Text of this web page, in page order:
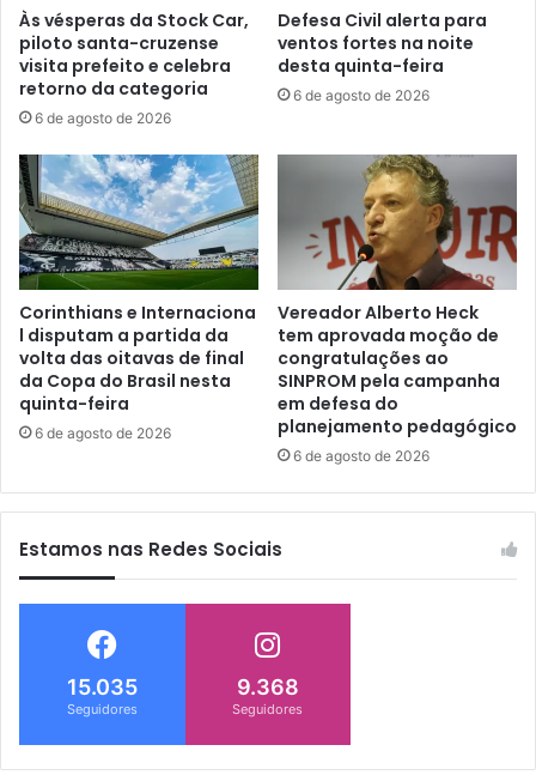
Às vésperas da Stock Car,
piloto santa-cruzense
visita prefeito e celebra
retorno da categoria
6 de agosto de 2026
Defesa Civil alerta para
ventos fortes na noite
desta quinta-feira
6 de agosto de 2026
Corinthians e Internaciona
l disputam a partida da
volta das oitavas de final
da Copa do Brasil nesta
quinta-feira
6 de agosto de 2026
Vereador Alberto Heck
tem aprovada moção de
congratulações ao
SINPROM pela campanha
em defesa do
planejamento pedagógico
6 de agosto de 2026
Estamos nas Redes Sociais
15.035
Seguidores
9.368
Seguidores